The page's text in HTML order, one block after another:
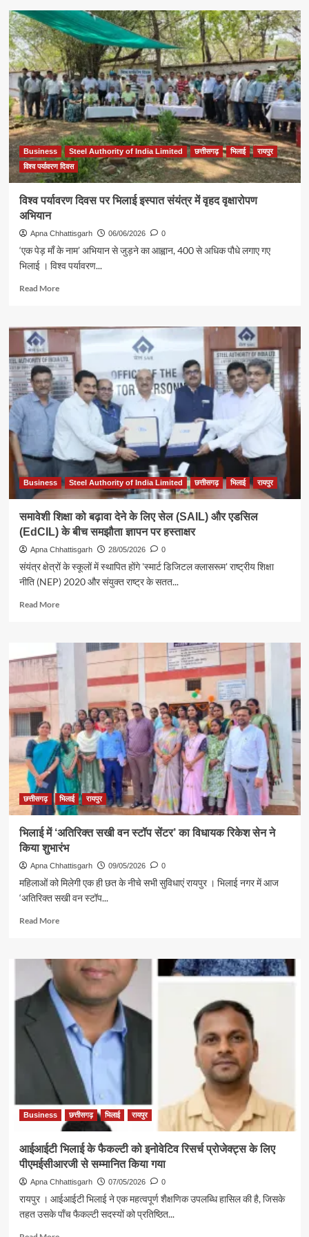
भिलाई
में
10
लाख
रुपये
की
हेरोइन
के
साथ
महिला
गिरफ्तार
Business Steel Authority of India Limited छत्तीसगढ़ भिलाई
रायपुर
विश्व पर्यावरण दिवस
विश्व पर्यावरण दिवस पर भिलाई इस्पात संयंत्र में वृहद वृक्षारोपण
अभियान
Apna Chhattisgarh 06/06/2026 0
‘एक पेड़ माँ के नाम’ अभियान से जुड़ने का आह्वान, 400 से अधिक पौधे लगाए गए
भिलाई । विश्व पर्यावरण...
Read MoreRead
विश्व
पर्यावरण
दिवस
पर
भिलाई
इस्पात
संयंत्र
वृहद
वृक्षारोपण
अभियान
Business Steel Authority of India Limited छत्तीसगढ़ भिलाई रायपुर
समावेशी शिक्षा को बढ़ावा देने के लिए सेल (SAIL) और एडसिल
(EdCIL) के बीच समझौता ज्ञापन पर हस्ताक्षर
Apna Chhattisgarh 28/05/2026 0
संयंत्र क्षेत्रों के स्कूलों में स्थापित होंगे 'स्मार्ट डिजिटल क्लासरूम' राष्ट्रीय शिक्षा
नीति (NEP) 2020 और संयुक्त राष्ट्र के सतत...
Read MoreRead
समावेशी
शिक्षा
को
बढ़ावा
लिए
सेल
(SAIL)
और
एडसिल
(EdCIL)
के
बीच
समझौता
ज्ञापन
पर
हस्ताक्षर
छत्तीसगढ़ भिलाई रायपुर
भिलाई में ‘अतिरिक्त सखी वन स्टॉप सेंटर’ का विधायक रिकेश सेन ने
किया शुभारंभ
Apna Chhattisgarh 09/05/2026 0
महिलाओं को मिलेगी एक ही छत के नीचे सभी सुविधाएं रायपुर । भिलाई नगर में आज
‘अतिरिक्त सखी वन स्टॉप...
Read MoreRead
भिलाई
‘अतिरिक्त
सखी
वन
स्टॉप
सेंटर’
विधायक
ने
किया
शुभारंभ
Business छत्तीसगढ़ भिलाई रायपुर
आईआईटी भिलाई के फैकल्टी को इनोवेटिव रिसर्च प्रोजेक्ट्स के लिए
पीएमईसीआरजी से सम्मानित किया गया
Apna Chhattisgarh 07/05/2026 0
रायपुर । आईआईटी भिलाई ने एक महत्वपूर्ण शैक्षणिक उपलब्धि हासिल की है, जिसके
तहत उसके पाँच फैकल्टी सदस्यों को प्रतिष्ठित...
Read